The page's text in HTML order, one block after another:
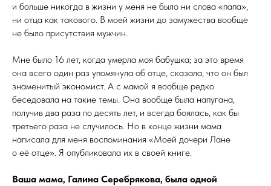
и больше никогда в жизни у меня не было ни слова «папа»,
ни отца как такового. В моей жизни до замужества вообще
не было присутствия мужчин.
Мне было 16 лет, когда умерла моя бабушка; за это время
она всего один раз упомянула об отце, сказала, что он был
знаменитый экономист. А с мамой я вообще редко
беседовала на такие темы. Она вообще была напугана,
получив два раза по десять лет, и всегда боялась, как бы
третьего раза не случилось. Но в конце жизни мама
написала для меня воспоминания «Моей дочери Лане
о её отце». Я опубликовала их в своей книге.
Ваша мама, Галина Серебрякова, была одной